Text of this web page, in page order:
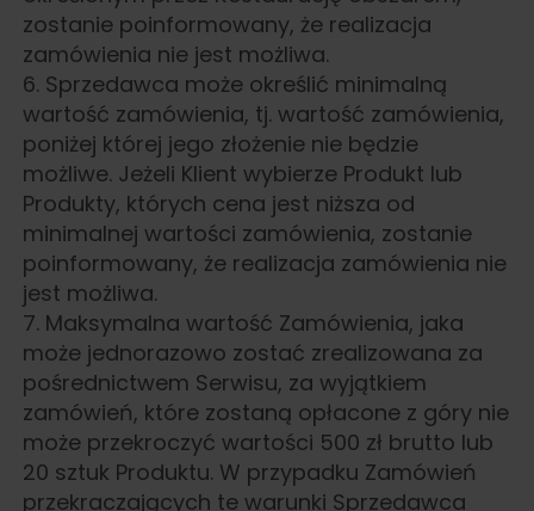
zostanie poinformowany, że realizacja
zamówienia nie jest możliwa.
6. Sprzedawca może określić minimalną
wartość zamówienia, tj. wartość zamówienia,
poniżej której jego złożenie nie będzie
możliwe. Jeżeli Klient wybierze Produkt lub
Produkty, których cena jest niższa od
minimalnej wartości zamówienia, zostanie
poinformowany, że realizacja zamówienia nie
jest możliwa.
7. Maksymalna wartość Zamówienia, jaka
może jednorazowo zostać zrealizowana za
pośrednictwem Serwisu, za wyjątkiem
zamówień, które zostaną opłacone z góry nie
może przekroczyć wartości 500 zł brutto lub
20 sztuk Produktu. W przypadku Zamówień
przekraczających te warunki Sprzedawca